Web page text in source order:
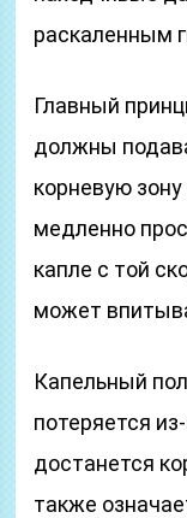
раскаленным
Главный
должны
корневую
медленно
капле с той
может
Капельный
потеряется
достанется
также